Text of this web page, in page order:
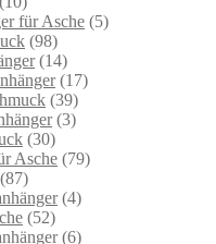
für Asche (5)
(98)
(14)
(17)
(39)
(3)
(30)
Asche (79)
(87)
(4)
(52)
(6)